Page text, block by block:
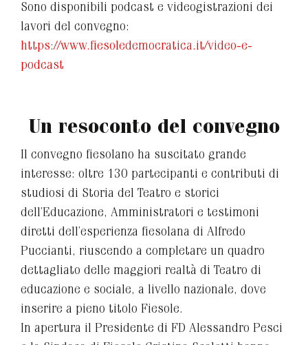
Sono disponibili podcast e videogistrazioni dei
lavori del convegno:
https://www.fiesoledemocratica.it/video-e-
podcast
Un resoconto del convegno
Il convegno fiesolano ha suscitato grande
interesse: oltre 130 partecipanti e contributi di
studiosi di Storia del Teatro e storici
dell’Educazione, Amministratori e testimoni
diretti dell’esperienza fiesolana di Alfredo
Puccianti, riuscendo a completare un quadro
dettagliato delle maggiori realtà di Teatro di
educazione e sociale, a livello nazionale, dove
inserire a pieno titolo Fiesole.
In apertura il Presidente di FD Alessandro Pesci